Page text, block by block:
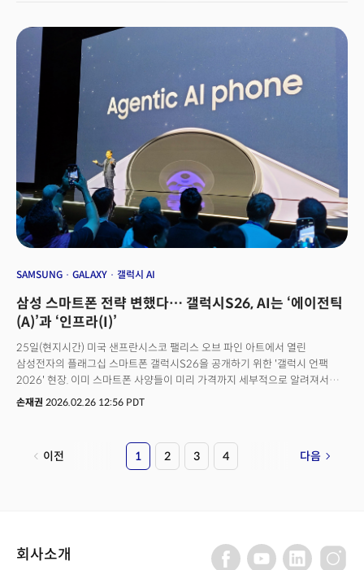
바뀌고 있었다.스마트폰 경쟁의 축이 바뀌고 있다. '무슨 앱을 돌리느냐'가
아니라, 'AI가 얼마나 많은 일을 대신해주느냐'가 새로운 기준이 되고 있다.
애플과 삼성의 양강 구도 속에 '스마트폰의 시대가 저문다'던 평가가 무색하게,
MWC 2026 전시장은 모바일 기기의 재정의를 선언하는 혁신 제품들로 가득
찼다. 로봇처럼 피사체를 따라가는 짐벌 카메라폰, 물속에서도 거뜬한 폴더블,
포트를 갈아 끼우는 모듈형 랩탑 및 위성통신(스타링크 모바일)까지 현장에서
확인한 5대 핵심 트렌드를 정리했다.👉 삼성·애플엔 없다... MWC 현장에서 본
중국의 3대 혁신 엔진
SAMSUNG GALAXY 갤럭시 AI
삼성 스마트폰 전략 변했다… 갤럭시S26, AI는 ‘에이전틱
(A)’과 ‘인프라(I)’
25일(현지시간) 미국 샌프란시스코 팰리스 오브 파인 아트에서 열린
삼성전자의 플래그십 스마트폰 갤럭시S26을 공개하기 위한 '갤럭시 언팩
2026' 현장. 이미 스마트폰 사양들이 미리 가격까지 세부적으로 알려져서
발표의 긴장감은 떨어졌다. 하지만 'AI 스마트폰'의 미래에 대한 참석자들의
프라이버시와 통제권을 하드웨어·소프트웨어·생태계 전반에서 정면으로
다뤘다.AI 시대에 스마트폰은 어떻게 정의될 것인지, 진화할 것인지에 대한
손재권 2026.02.26 12:56 PDT
이전 1 2 3 4 다음
회사소개